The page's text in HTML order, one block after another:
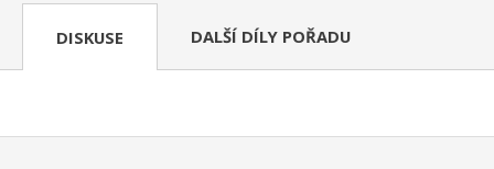
DISKUSE DALŠÍ DÍLY POŘADU